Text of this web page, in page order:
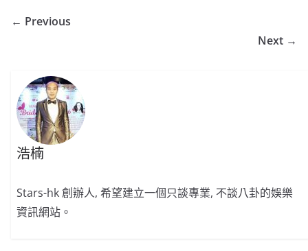
← Previous
Next →
浩楠
Stars-hk 創辦人, 希望建立一個只談專業, 不談八卦的娛樂
資訊網站。